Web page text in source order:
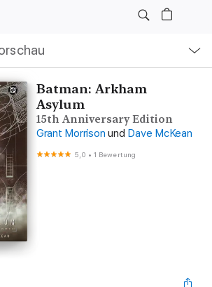
Batman: Arkham
Asylum
15th Anniversary Edition
Grant Morrison und Dave McKean
5,0 •1 Bewertung